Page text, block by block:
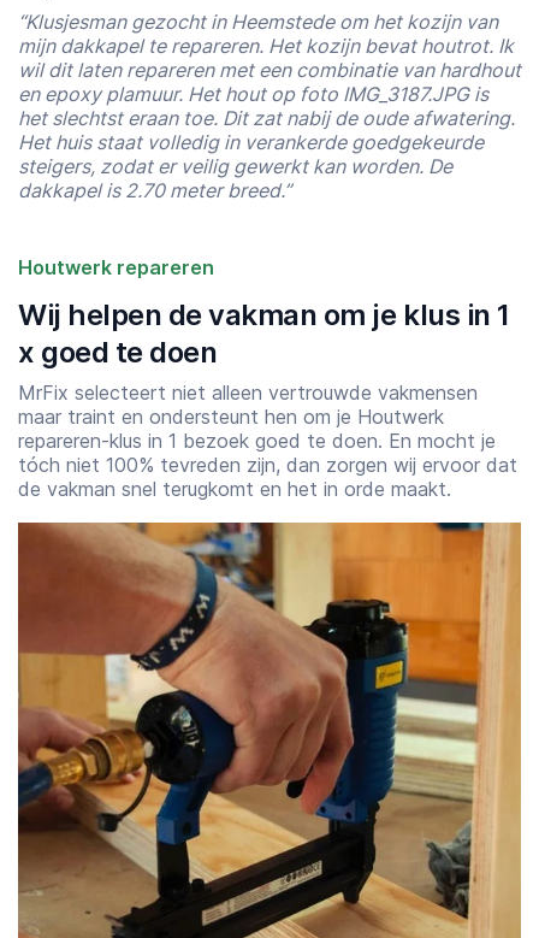
“Klusjesman gezocht in Heemstede om het kozijn van
mijn dakkapel te repareren. Het kozijn bevat houtrot. Ik
wil dit laten repareren met een combinatie van hardhout
en epoxy plamuur. Het hout op foto IMG_3187.JPG is
het slechtst eraan toe. Dit zat nabij de oude afwatering.
Het huis staat volledig in verankerde goedgekeurde
steigers, zodat er veilig gewerkt kan worden. De
dakkapel is 2.70 meter breed.”
Houtwerk repareren
Wij helpen de vakman om je klus in 1
x goed te doen
MrFix selecteert niet alleen vertrouwde vakmensen
maar traint en ondersteunt hen om je Houtwerk
repareren-klus in 1 bezoek goed te doen. En mocht je
tóch niet 100% tevreden zijn, dan zorgen wij ervoor dat
de vakman snel terugkomt en het in orde maakt.
Starttijd
07:00